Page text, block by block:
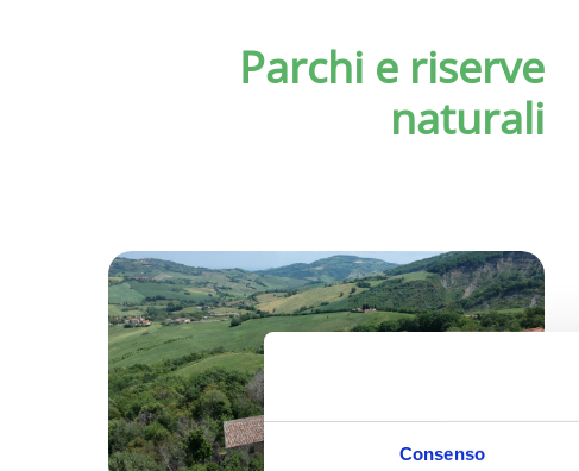
Consenso
Parchi e riserve
naturali